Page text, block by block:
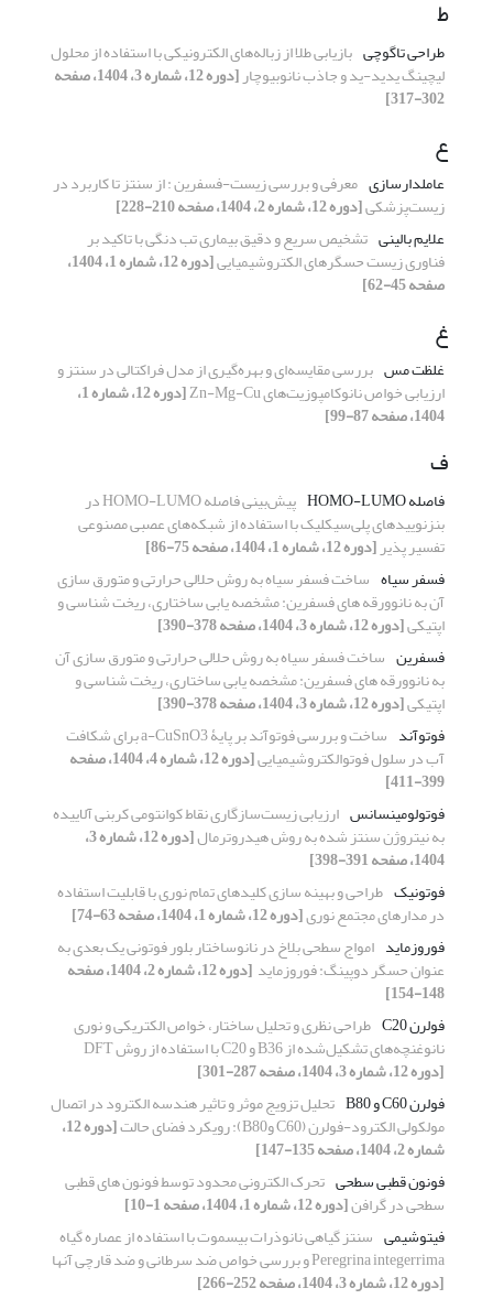
ط
طراحی تاگوچی بازیابی طلا از زباله‌های الکترونیکی با استفاده از محلول
لیچینگ یدید-ید و جاذب نانوبیوچار [دوره 12، شماره 3، 1404، صفحه
302-317]
ع
عاملدارسازی معرفی و بررسی زیست-فسفرین : از سنتز تا کاربرد در
زیست‌پزشکی[دوره 12، شماره 2، 1404، صفحه 210-228]
علایم بالینی تشخیص سریع و دقیق بیماری تب دنگی با تاکید بر
فناوری زیست حسگرهای الکتروشیمیایی [دوره 12، شماره 1، 1404،
صفحه 45-62]
غ
غلظت مس بررسی مقایسه‌ای و بهره‌گیری از مدل فراکتالی در سنتز و
ارزیابی خواص نانوکامپوزیت‌های Zn-Mg-Cu [دوره 12، شماره 1،
1404، صفحه 87-99]
ف
فاصله HOMO-LUMO پیش‌بینی فاصله HOMO-LUMO در
بنزنوییدهای پلی‌سیکلیک با استفاده از شبکه‌های عصبی مصنوعی
تفسیر پذیر[دوره 12، شماره 1، 1404، صفحه 75-86]
فسفر سیاه ساخت فسفر سیاه به روش حلالی حرارتی ‌و متورق سازی
آن به نانوورقه های فسفرین: مشخصه یابی ساختاری، ریخت شناسی و
اپتیکی[دوره 12، شماره 3، 1404، صفحه 378-390]
فسفرین ساخت فسفر سیاه به روش حلالی حرارتی ‌و متورق سازی آن
به نانوورقه های فسفرین: مشخصه یابی ساختاری، ریخت شناسی و
اپتیکی[دوره 12، شماره 3، 1404، صفحه 378-390]
فوتوآند
ساخت و بررسی فوتوآند بر پایۀ a-CuSnO3 برای شکافت
آب در سلول فوتوالکتروشیمیایی [دوره 12، شماره 4، 1404، صفحه
399-411]
فوتولومینسانس ارزیابی زیست‌سازگاری نقاط کوانتومی کربنی آلاییده
به نیتروژن سنتز شده به روش هیدروترمال [دوره 12، شماره 3،
1404، صفحه 391-398]
فوتونیک طراحی و بهینه سازی کلیدهای تمام نوری با قابلیت استفاده
در مدارهای مجتمع نوری[دوره 12، شماره 1، 1404، صفحه 63-74]
فوروزماید امواج سطحی بلاخ در نانوساختار بلور فوتونی یک بعدی به
عنوان حسگر ‏دوپینگ: فوروزماید ‏ [دوره 12، شماره 2، 1404، صفحه
148-154]
فولرن C20
طراحی نظری و تحلیل ساختار، خواص الکتریکی و نوری
نانوغنچه‌های تشکیل‌شده از B36 و C20 با استفاده از روش DFT
[دوره 12، شماره 3، 1404، صفحه 287-301]
فولرن C60 و B80
تحلیل تزویج موثر و تاثیر هندسه الکترود در اتصال
مولکولی الکترود-فولرن (C60 وB80): رویکرد فضای حالت [دوره 12،
شماره 2، 1404، صفحه 135-147]
فونون قطبی سطحی تحرک الکترونی محدود توسط فونون های قطبی
سطحی در گرافن[دوره 12، شماره 1، 1404، صفحه 1-10]
فیتوشیمی سنتز گیاهی نانوذرات بیسموت با استفاده از عصاره گیاه
Peregrina integerrima و بررسی خواص ضد سرطانی و ضد قارچی آنها
[دوره 12، شماره 3، 1404، صفحه 252-266]